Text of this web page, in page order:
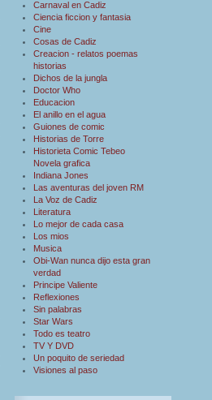
Carnaval en Cadiz
Ciencia ficcion y fantasia
Cine
Cosas de Cadiz
Creacion - relatos poemas
historias
Dichos de la jungla
Doctor Who
Educacion
El anillo en el agua
Guiones de comic
Historias de Torre
Historieta Comic Tebeo
Novela grafica
Indiana Jones
Las aventuras del joven RM
La Voz de Cadiz
Literatura
Lo mejor de cada casa
Los mios
Musica
Obi-Wan nunca dijo esta gran
verdad
Principe Valiente
Reflexiones
Sin palabras
Star Wars
Todo es teatro
TV Y DVD
Un poquito de seriedad
Visiones al paso